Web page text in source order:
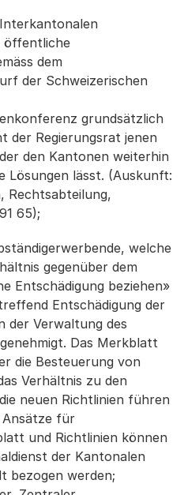
öffentliche
dem
der Schweizerischen
grundsätzlich
der Regierungsrat jenen
den Kantonen weiterhin
Lösungen lässt. (Auskunft:
Rechtsabteilung,
65);
welche
gegenüber dem
Entschädigung beziehen»
Entschädigung der
der Verwaltung des
Das Merkblatt
die Besteuerung von
Verhältnis zu den
neuen Richtlinien führen
Ansätze für
und Richtlinien können
der Kantonalen
bezogen werden;